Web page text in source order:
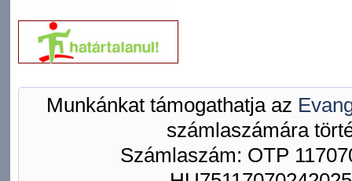
Munkánkat támogathatja az
számlaszámára
Számlaszám: OTP